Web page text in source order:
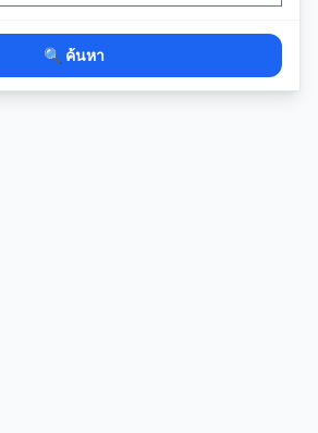
🔍 ค้นหา